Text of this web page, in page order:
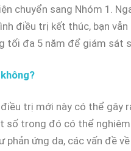
chuyển sang Nhóm 1.
điều trị kết thúc, bạn
tối đa 5 năm để giám sát
trị mới này có thể gây
số trong đó có thể
phản ứng da, các vấn đề